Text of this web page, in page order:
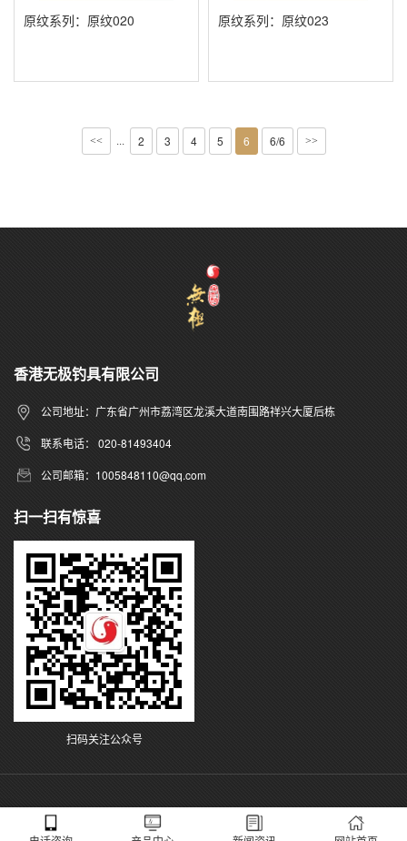
原纹系列：原纹020 原纹系列：原纹023
<< ··· 2 3 4 5 6 6/6 >>
香港无极钓具有限公司
公司地址：广东省广州市荔湾区龙溪大道南围路祥兴大厦后栋
联系电话： 020-81493404
公司邮箱：1005848110@qq.com
扫一扫有惊喜
扫码关注公众号